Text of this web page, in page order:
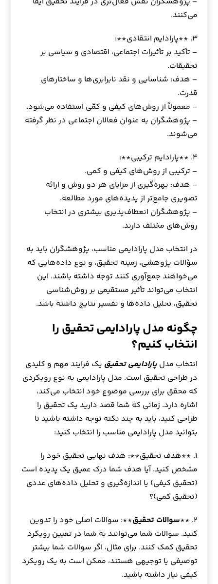
می‌کنند.
۳. **پارادایم انتقادی**:
– تأکید بر تأثیرات اجتماعی، اقتصادی و سیاسی بر
تحقیقات.
– هدف: شناسایی و نقد نابرابری‌ها و ساختارهای
قدرت.
– معمولاً از روش‌های کیفی و کمّی استفاده می‌شود.
– پژوهشگران به عنوان فعالان اجتماعی در نظر گرفته
می‌شوند.
۴. **پارادایم ترکیبی**:
– ترکیبی از روش‌های کیفی و کمی.
– هدف: بهره‌گیری از مزایای هر دو روش و ارائه
تصویری جامع‌تر از پدیده‌های مورد مطالعه.
– پژوهشگران انعطاف‌پذیری بیشتری در انتخاب
روش‌های مختلف دارند.
در انتخاب مدل پارادایمی مناسب، پژوهشگران باید به
سؤالات پژوهشی، زمینه تحقیق، و نوع داده‌هایی که
می‌خواهند جمع‌آوری کنند توجه داشته باشند. این
انتخاب می‌تواند تأثیر مستقیمی بر روش‌شناسی
تحقیق، تحلیل داده‌ها و تفسیر نتایج داشته باشد.
چگونه مدل پارادایمی تحقیق را
انتخاب کنیم؟
انتخاب مدلپارادایمی تحقیق یک فرایند مهم و کلیدی
در طراحی تحقیق است. مدل پارادایمی به نوع رویکردی
که محقق برای بررسی موضوع خود انتخاب می‌کند،
اشاره دارد. زمانی که شما قصد دارید یک تحقیق را
طراحی کنید، باید به چند نکته توجه داشته باشید تا
بتوانید مدل پارادایمی مناسب را انتخاب کنید:
۱. **هدف تحقیق**: هدف نهایی تحقیق خود را
مشخص کنید. آیا هدف شما درک عمیق یک پدیده است
(تحقیق کیفی) یا اندازه‌گیری و تحلیل داده‌های عددی
(تحقیق کمی)؟
۲. **
سوالات تحقیق**: سوالات اصلی خود را تدوین
کنید. سوالات شما می‌توانند به شما در تعیین رویکرد
تحقیق کمک کنند. برای مثال، اگر سوالات شما بیشتر
توصیفی یا توجیهی هستند، ممکن است به یک رویکرد
کیفی نیاز داشته باشید.